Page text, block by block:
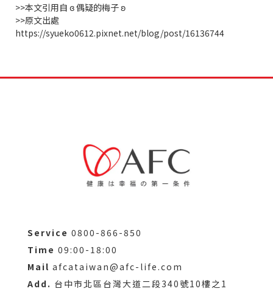
>>本文引用自 ɞ 偶疑的梅子 ʚ
>>原文出處
https://syueko0612.pixnet.net/blog/post/16136744
Service 0800-866-850
Time 09:00-18:00
Mail afcataiwan@afc-life.com
Add. 台中市北區台灣大道二段340號10樓之1